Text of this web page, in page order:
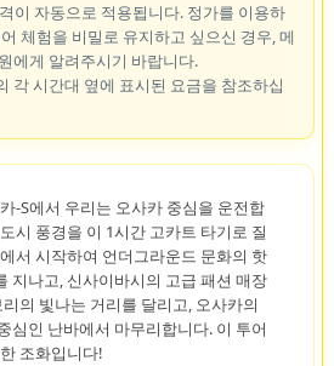
이 자동으로 적용됩니다. 정가를 이용하
체험을 비밀로 유지하고 싶으신 경우, 메
에게 알려주시기 바랍니다.
각 시간대 옆에 표시된 요금을 참조하십
-S에서 우리는 오사카 중심을 운전합
시 풍경을 이 1시간 고카트 타기로 질
서 시작하여 언더그라운드 문화의 핫
지나고, 신사이바시의 고급 패션 매장
의 빛나는 거리를 달리고, 오사카의
심인 난바에서 마무리합니다. 이 투어
조화입니다!